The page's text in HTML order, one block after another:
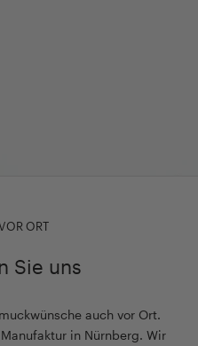
ORT
Sie uns
auch vor Ort.
in Nürnberg. Wir